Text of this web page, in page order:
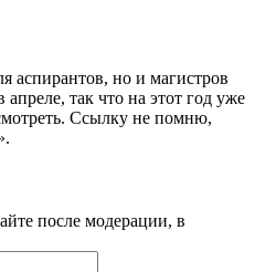
аспирантов, но и магистров
так что на этот год уже
Ссылку не помню,
после модерации, в